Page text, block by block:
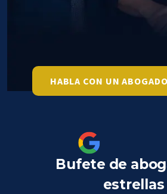
HABLA CON UN
Bufete de
estrellas